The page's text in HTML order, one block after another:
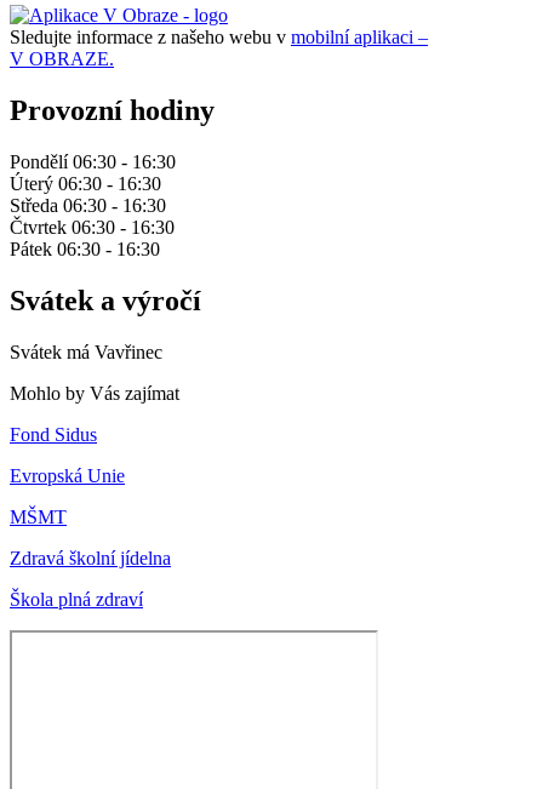
Sledujte informace z našeho webu v mobilní aplikaci –
V OBRAZE.
Provozní hodiny
Pondělí 06:30 - 16:30
Úterý 06:30 - 16:30
Středa 06:30 - 16:30
Čtvrtek 06:30 - 16:30
Pátek 06:30 - 16:30
Svátek a výročí
Svátek má Vavřinec
Mohlo by Vás zajímat
Fond Sidus
Evropská Unie
MŠMT
Zdravá školní jídelna
Škola plná zdraví